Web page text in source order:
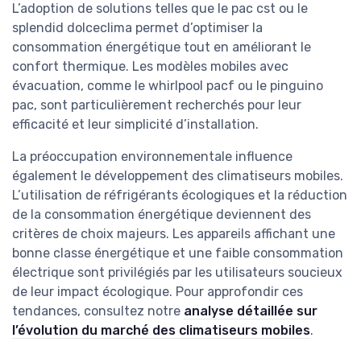
L’adoption de solutions telles que le pac cst ou le
splendid dolceclima permet d’optimiser la
consommation énergétique tout en améliorant le
confort thermique. Les modèles mobiles avec
évacuation, comme le whirlpool pacf ou le pinguino
pac, sont particulièrement recherchés pour leur
efficacité et leur simplicité d’installation.
La préoccupation environnementale influence
également le développement des climatiseurs mobiles.
L’utilisation de réfrigérants écologiques et la réduction
de la consommation énergétique deviennent des
critères de choix majeurs. Les appareils affichant une
bonne classe énergétique et une faible consommation
électrique sont privilégiés par les utilisateurs soucieux
de leur impact écologique. Pour approfondir ces
tendances, consultez notre analyse détaillée sur
l’évolution du marché des climatiseurs mobiles.